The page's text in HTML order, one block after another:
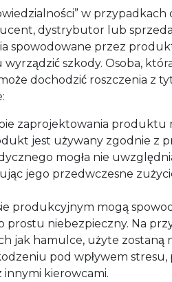
w
dystrybutor lub
spowodowane przez
szkody. Osoba,
dochodzić roszczenia z
zaprojektowania produktu
jest używany zgodnie z
mogła nie
jego przedwczesne
produkcyjnym mogą
prostu niebezpieczny. Na
jak hamulce, użyte zostaną
pod wpływem
kierowcami.